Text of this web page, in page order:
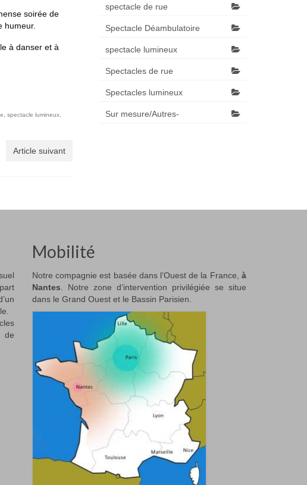
soirée de
humeur.
à danser et à
, spectacle lumineux,
Article suivant
spectacle de rue
Spectacle Déambulatoire
spectacle lumineux
Spectacles de rue
Spectacles lumineux
Sur mesure/Autres-
de
Mobilité
Notre compagnie est basée dans l’Ouest de la France, à
Nantes. Notre zone d’intervention privilégiée se situe
dans le Grand Ouest et le Bassin Parisien.